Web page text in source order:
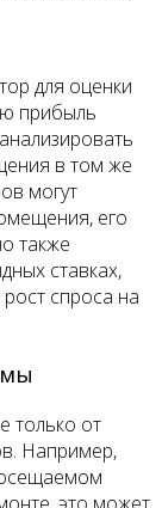
для оценки
прибыль
в том же
могут
его
также
ставках,
спроса на
только от
Например,